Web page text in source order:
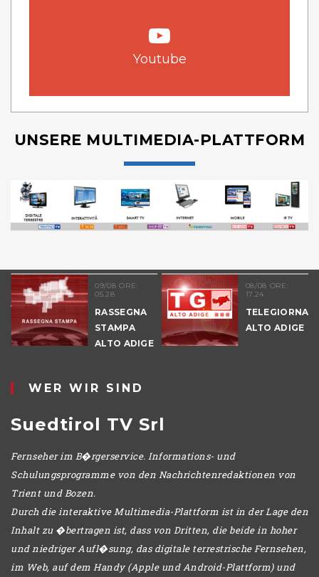
Youtube
UNSERE MULTIMEDIA-PLATTFORM
09/08 ORE:
05.28
RASSEGNA
STAMPA
ALTO ADIGE
08/08 ORE:
17.24
ALTO ADIGE
WER WIR SIND
Suedtirol TV Srl
Fernseher im B�rgerservice. Informations- und
Schulungsprogramme von den Nachrichtenredaktionen von
Trient und Bozen.
Durch die interaktive Multimedia-Plattform ist in der Lage den
Inhalt zu �bertragen ist, dass von Dritten, die beide in hoher
und niedriger Aufl�sung, das digitale terrestrische Fernsehen,
im Web, auf dem Handy (Apple und Android-Plattform) und